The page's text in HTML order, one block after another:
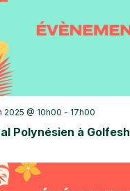
Polynésien à Golfesh
2025 @ 10h00 - 17h00